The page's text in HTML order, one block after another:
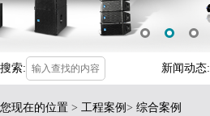
搜索: 新闻动态:
您现在的位置 > 工程案例 > 综合案例